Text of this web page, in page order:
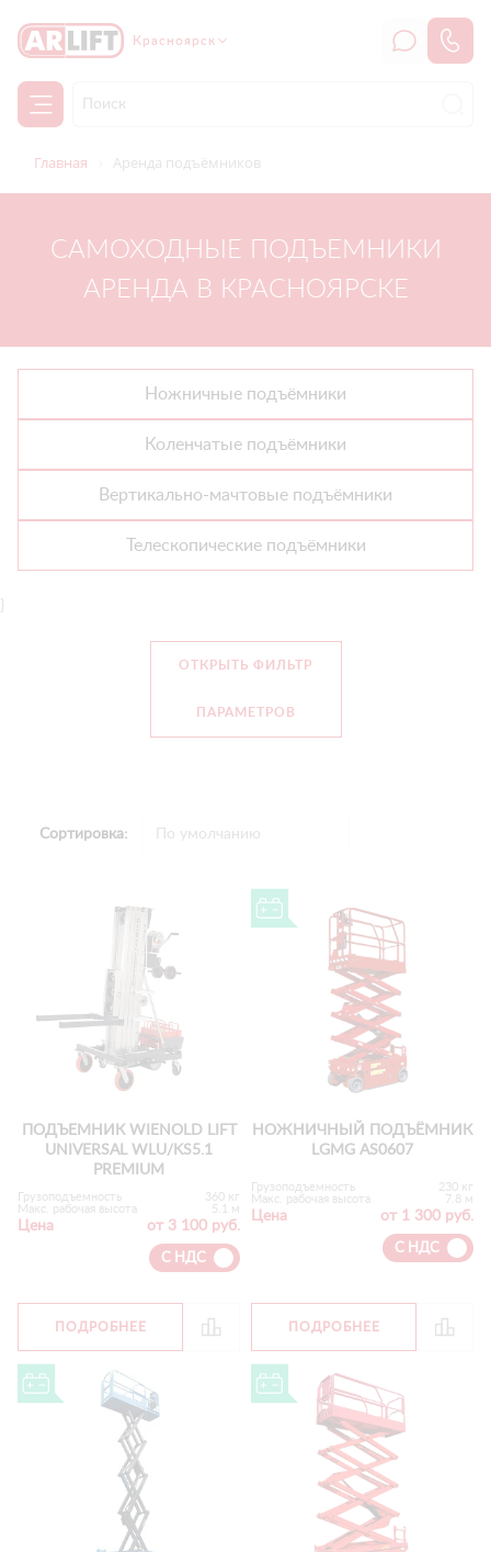
Красноярск
Главная Аренда подъёмников
САМОХОДНЫЕ ПОДЪЕМНИКИ
АРЕНДА В КРАСНОЯРСКЕ
Ножничные подъёмники
Коленчатые подъёмники
Вертикально-мачтовые подъёмники
Телескопические подъёмники
ОТКРЫТЬ ФИЛЬТР
ПАРАМЕТРОВ
Сортировка:
ПОДЪЕМНИК WIENOLD LIFT
UNIVERSAL WLU/KS5.1
PREMIUM
Грузоподъемность
360 кг
Макс. рабочая высота
5.1 м
Цена от 3 100 руб.
С НДС
ПОДРОБНЕЕ
НОЖНИЧНЫЙ ПОДЪЁМНИК
LGMG AS0607
Грузоподъемность
230 кг
Макс. рабочая высота
7.8 м
Цена от 1 300 руб.
С НДС
ПОДРОБНЕЕ